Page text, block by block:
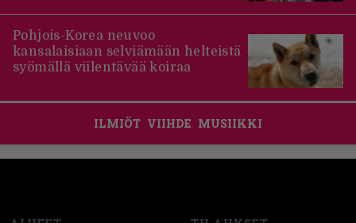
Pohjois-Korea neuvoo
kansalaisiaan selviämään helteistä
syömällä viilentävää koiraa
ILMIÖT VIIHDE MUSIIKKI